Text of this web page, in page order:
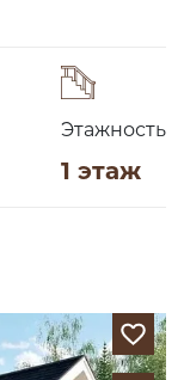
Этажность
1 этаж